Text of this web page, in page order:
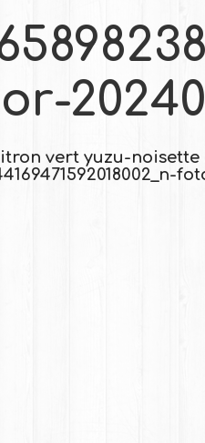
vert yuzu-noisette